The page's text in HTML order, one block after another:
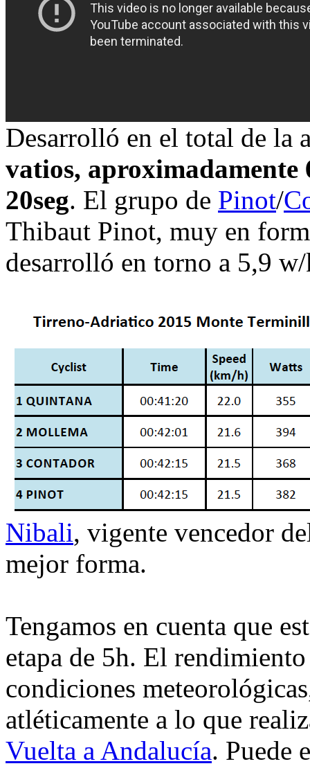
Desarrolló en el total de la
vatios,
20seg. El grupo de Pinot/
Thibaut Pinot, muy en
desarrolló en torno a 5,9
Nibali, vigente vencedor
mejor forma.
Tengamos en cuenta que
etapa de 5h. El
condiciones
atléticamente a lo que
Vuelta a Andalucía. Puede